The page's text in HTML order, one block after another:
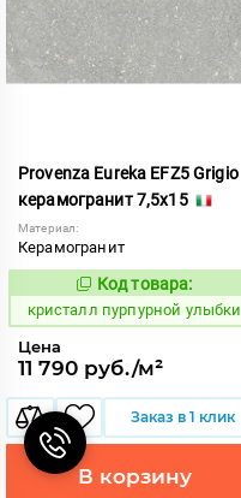
Provenza Eureka EFZ5 Grigio
керамогранит 7,5x15
Материал:
Керамогранит
821986
Код товара:
кристалл пурпурной улыбки
Цена
11 790 руб./м²
Заказ в 1 клик
В корзину